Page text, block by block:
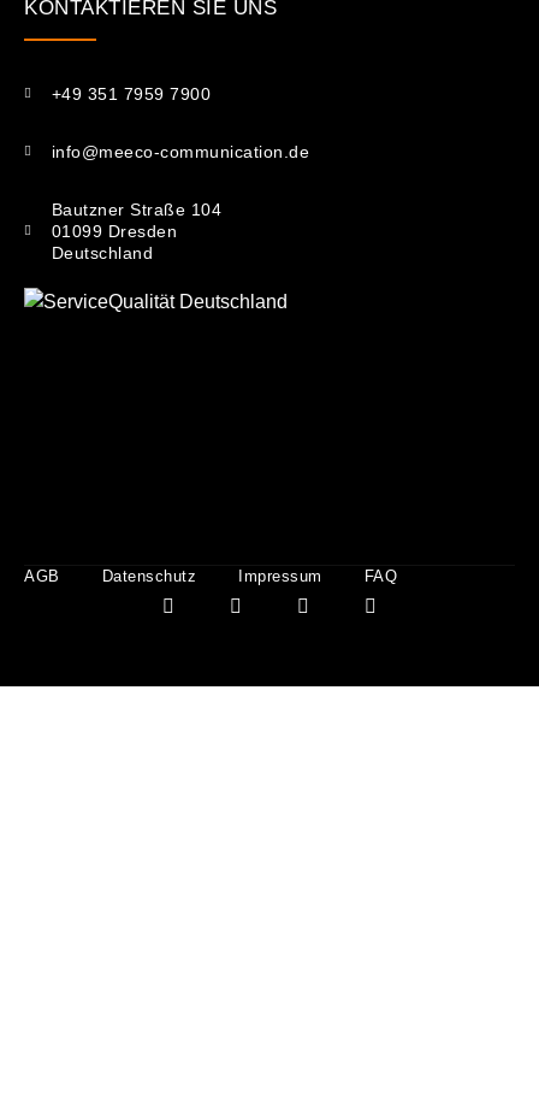
KONTAKTIEREN SIE UNS​
+49 351 7959 7900
info@meeco-communication.de
Bautzner Straße 104
01099 Dresden
Deutschland
AGB Datenschutz Impressum FAQ